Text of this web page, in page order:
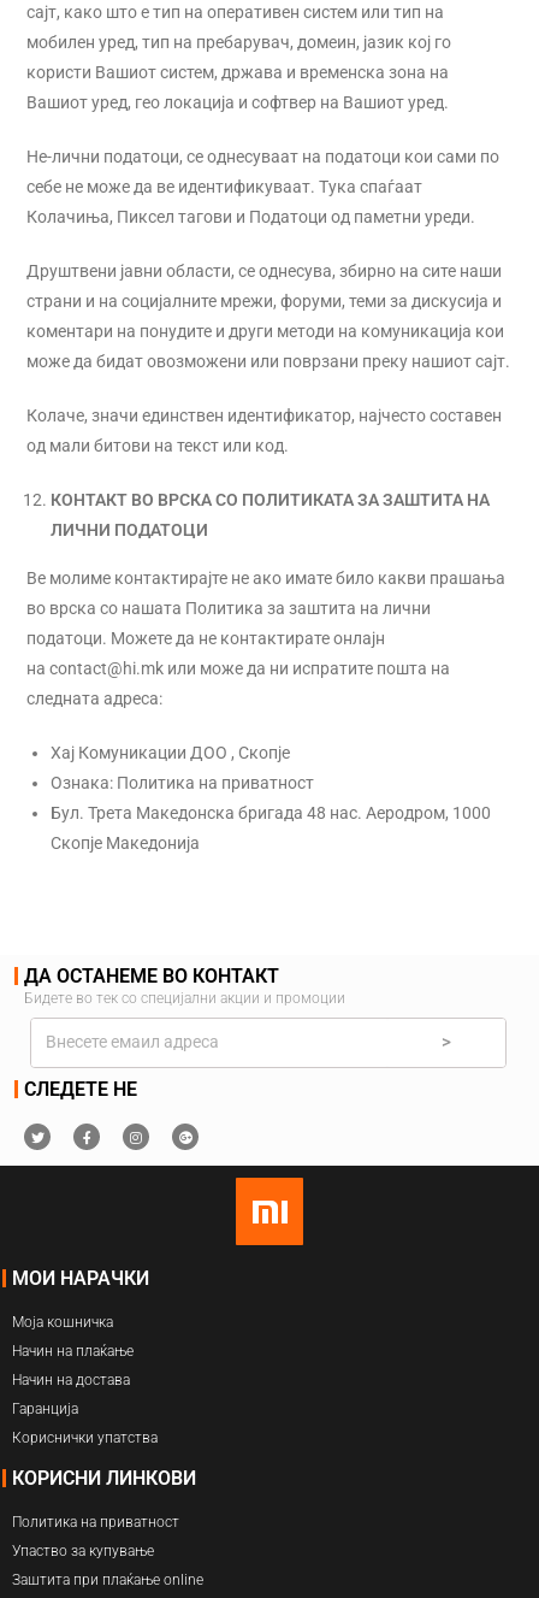
сајт, како што е тип на оперативен систем или тип на
мобилен уред, тип на пребарувач, домеин, јазик кој го
користи Вашиот систем, држава и временска зона на
Вашиот уред, гео локација и софтвер на Вашиот уред.
Не-лични податоци, се однесуваат на податоци кои сами по
себе не може да ве идентификуваат. Тука спаѓаат
Колачиња, Пиксел тагови и Податоци од паметни уреди.
Друштвени јавни области, се однесува, збирно на сите наши
страни и на социјалните мрежи, форуми, теми за дискусија и
коментари на понудите и други методи на комуникација кои
може да бидат овозможени или поврзани преку нашиот сајт.
Колаче, значи единствен идентификатор, најчесто составен
од мали битови на текст или код.
КОНТАКТ ВО ВРСКА СО ПОЛИТИКАТА ЗА ЗАШТИТА НА
ЛИЧНИ ПОДАТОЦИ
Ве молиме контактирајте не ако имате било какви прашања
во врска со нашата Политика за заштита на лични
податоци. Можете да не контактирате онлајн
на contact@hi.mk или може да ни испратите пошта на
следната адреса:
Хај Комуникации ДОО , Скопје
Ознака: Политика на приватност
Бул. Трета Македонска бригада 48 нас. Аеродром, 1000
Скопје Македонија
ДА ОСТАНЕМЕ ВО КОНТАКТ
Бидете во тек со специјални акции и промоции
>
СЛЕДЕТЕ НЕ
МОИ НАРАЧКИ
Моја кошничка
Начин на плаќање
Начин на достава
Гаранција
Кориснички упатства
КОРИСНИ ЛИНКОВИ
Политика на приватност
Упаство за купување
Заштита при плаќање online